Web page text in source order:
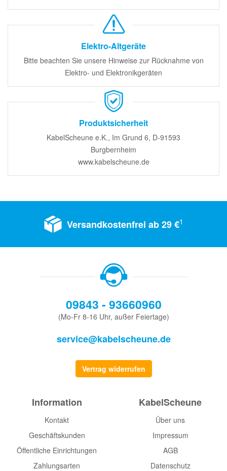
Elektro-Altgeräte
Bitte beachten Sie unsere Hinweise zur Rücknahme von
Elektro- und Elektronikgeräten
Produktsicherheit
KabelScheune e.K., Im Grund 6, D-91593
Burgbernheim
www.kabelscheune.de
Versandkostenfrei ab 29 €1
09843 - 93660960
(Mo-Fr 8-16 Uhr, außer Feiertage)
service@kabelscheune.de
Vertrag widerrufen
Information
Kontakt
Geschäftskunden
Öffentliche Einrichtungen
Zahlungsarten
KabelScheune
Über uns
Impressum
AGB
Datenschutz